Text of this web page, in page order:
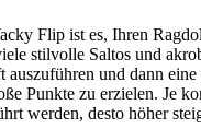
Flip ist es, Ihren
stilvolle Saltos und
und dann
Punkte zu erzielen. Je
werden, desto höher